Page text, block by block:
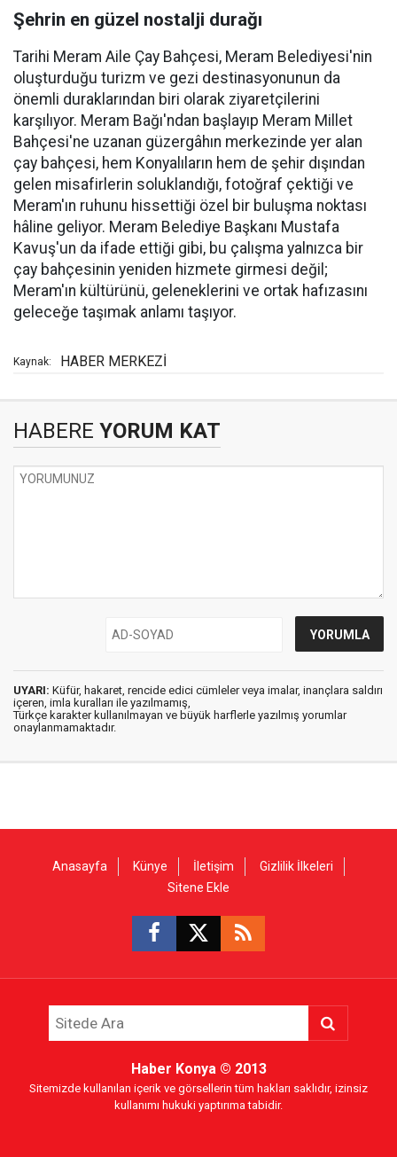
Şehrin en güzel nostalji durağı
Tarihi Meram Aile Çay Bahçesi, Meram Belediyesi'nin
oluşturduğu turizm ve gezi destinasyonunun da
önemli duraklarından biri olarak ziyaretçilerini
karşılıyor. Meram Bağı'ndan başlayıp Meram Millet
Bahçesi'ne uzanan güzergâhın merkezinde yer alan
çay bahçesi, hem Konyalıların hem de şehir dışından
gelen misafirlerin soluklandığı, fotoğraf çektiği ve
Meram'ın ruhunu hissettiği özel bir buluşma noktası
hâline geliyor. Meram Belediye Başkanı Mustafa
Kavuş'un da ifade ettiği gibi, bu çalışma yalnızca bir
çay bahçesinin yeniden hizmete girmesi değil;
Meram'ın kültürünü, geleneklerini ve ortak hafızasını
geleceğe taşımak anlamı taşıyor.
Kaynak: HABER MERKEZİ
HABERE YORUM KAT
UYARI: Küfür, hakaret, rencide edici cümleler veya imalar, inançlara saldırı
içeren, imla kuralları ile yazılmamış,
Türkçe karakter kullanılmayan ve büyük harflerle yazılmış yorumlar
onaylanmamaktadır.
Anasayfa Künye İletişim
Gizlilik İlkeleri
Sitene Ekle
Haber Konya© 2013
Sitemizde kullanılan içerik ve görsellerin tüm hakları saklıdır, izinsiz
kullanımı hukuki yaptırıma tabidir.